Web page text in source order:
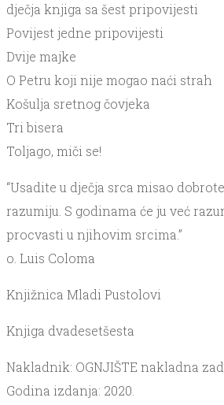
dječja knjiga sa šest pripovijesti
Povijest jedne pripovijesti
Dvije majke
O Petru koji nije mogao naći strah
Košulja sretnog čovjeka
Tri bisera
Toljago, miči se!
“Usadite u dječja srca misao
razumiju. S godinama će ju već
procvasti u njihovim srcima.”
o. Luis Coloma
Knjižnica Mladi Pustolovi
Knjiga dvadesetšesta
Nakladnik: OGNJIŠTE nakladna
Godina izdanja: 2020.